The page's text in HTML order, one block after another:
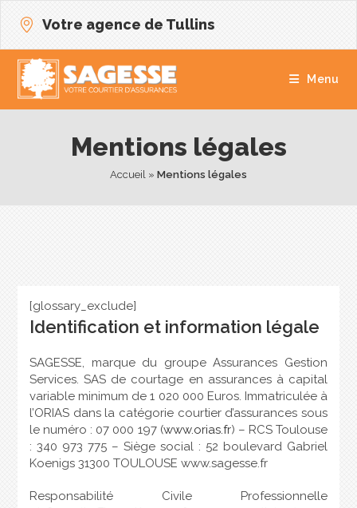
Votre agence de Tullins
Menu
Mentions légales
Accueil » Mentions légales
[glossary_exclude]
Identification et information légale
SAGESSE, marque du groupe Assurances Gestion
Services. SAS de courtage en assurances à capital
variable minimum de 1 020 000 Euros. Immatriculée à
l’ORIAS dans la catégorie courtier d’assurances sous
le numéro : 07 000 197 (www.orias.fr) – RCS Toulouse
: 340 973 775 – Siège social : 52 boulevard Gabriel
Koenigs 31300 TOULOUSE www.sagesse.fr
Responsabilité Civile Professionnelle